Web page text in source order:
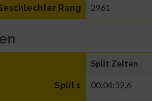
Rang 2961
Split Zeiten
Split 1 00:04:32.6